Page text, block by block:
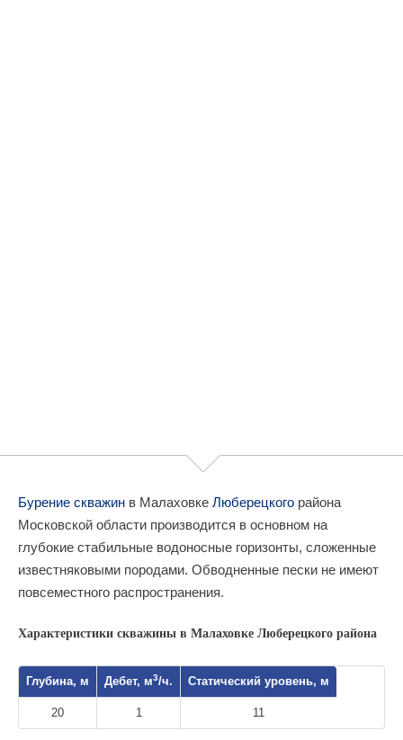
Бурение скважин в Малаховке Люберецкого района
Московской области производится в основном на
глубокие стабильные водоносные горизонты, сложенные
известняковыми породами. Обводненные пески не имеют
повсеместного распространения.
Характеристики скважины в Малаховке Люберецкого района
Глубина, м Дебет, м3/ч. Статический уровень, м
20 1 11